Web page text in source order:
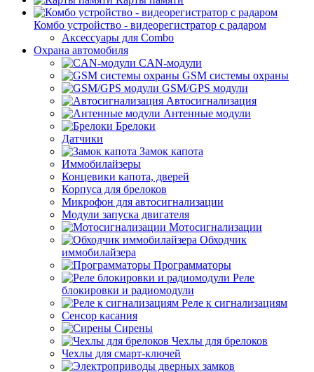
Комбо устройство - видеорегистратор с радаром
Аксессуары для Combo
Охрана автомобиля
CAN-модули
GSM системы охраны
GSM/GPS модули
Автосигнализация
Антенные модули
Брелоки
Датчики
Замок капота
Иммобилайзеры
Концевики капота, дверей
Корпуса для брелоков
Микрофон для автосигнализации
Модули запуска двигателя
Мотосигнализации
Обходчик
иммобилайзера
Программаторы
Реле
блокировки и радиомодули
Реле к сигнализациям
Сенсор касания
Сирены
Чехлы для брелоков
Чехлы для смарт-ключей